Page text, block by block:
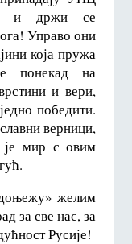
и држи се
Управо они
која пружа
понекад на
и вери,
победити.
верници,
је мир с овим
желим
за све нас, за
Русије!